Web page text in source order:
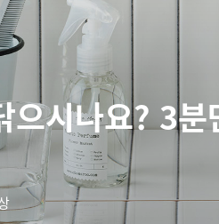
으시나요? 3